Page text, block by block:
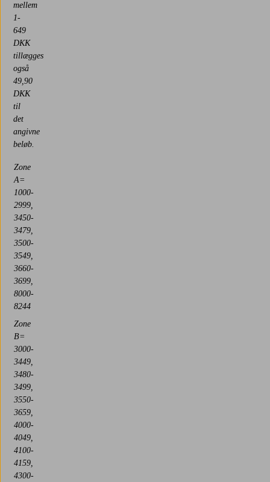
mellem
1-
649
DKK
tillægges
også
49,90
DKK
til
det
angivne
beløb.
Zone
A=
1000-
2999,
3450-
3479,
3500-
3549,
3660-
3699,
8000-
8244
Zone
B=
3000-
3449,
3480-
3499,
3550-
3659,
4000-
4049,
4100-
4159,
4300-